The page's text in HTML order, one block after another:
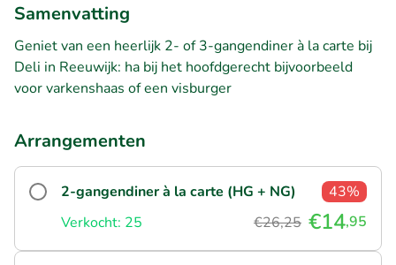
Samenvatting
Geniet van een heerlijk 2- of 3-gangendiner à la carte bij
Deli in Reeuwijk: ha bij het hoofdgerecht bijvoorbeeld
voor varkenshaas of een visburger
Arrangementen
2-gangendiner à la carte (HG + NG)
43%
Verkocht: 25
€26,25 €14,95